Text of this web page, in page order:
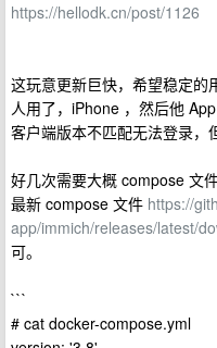
https://hellodk.cn/post/1126
这玩意更新巨快，希望稳定的
人用了，iPhone ，然后他
客户端版本不匹配无法登录，
好几次需要大概 compose 文
最新 compose 文件 https://
app/immich/releases/latest/
可。
```
# cat docker-compose.yml